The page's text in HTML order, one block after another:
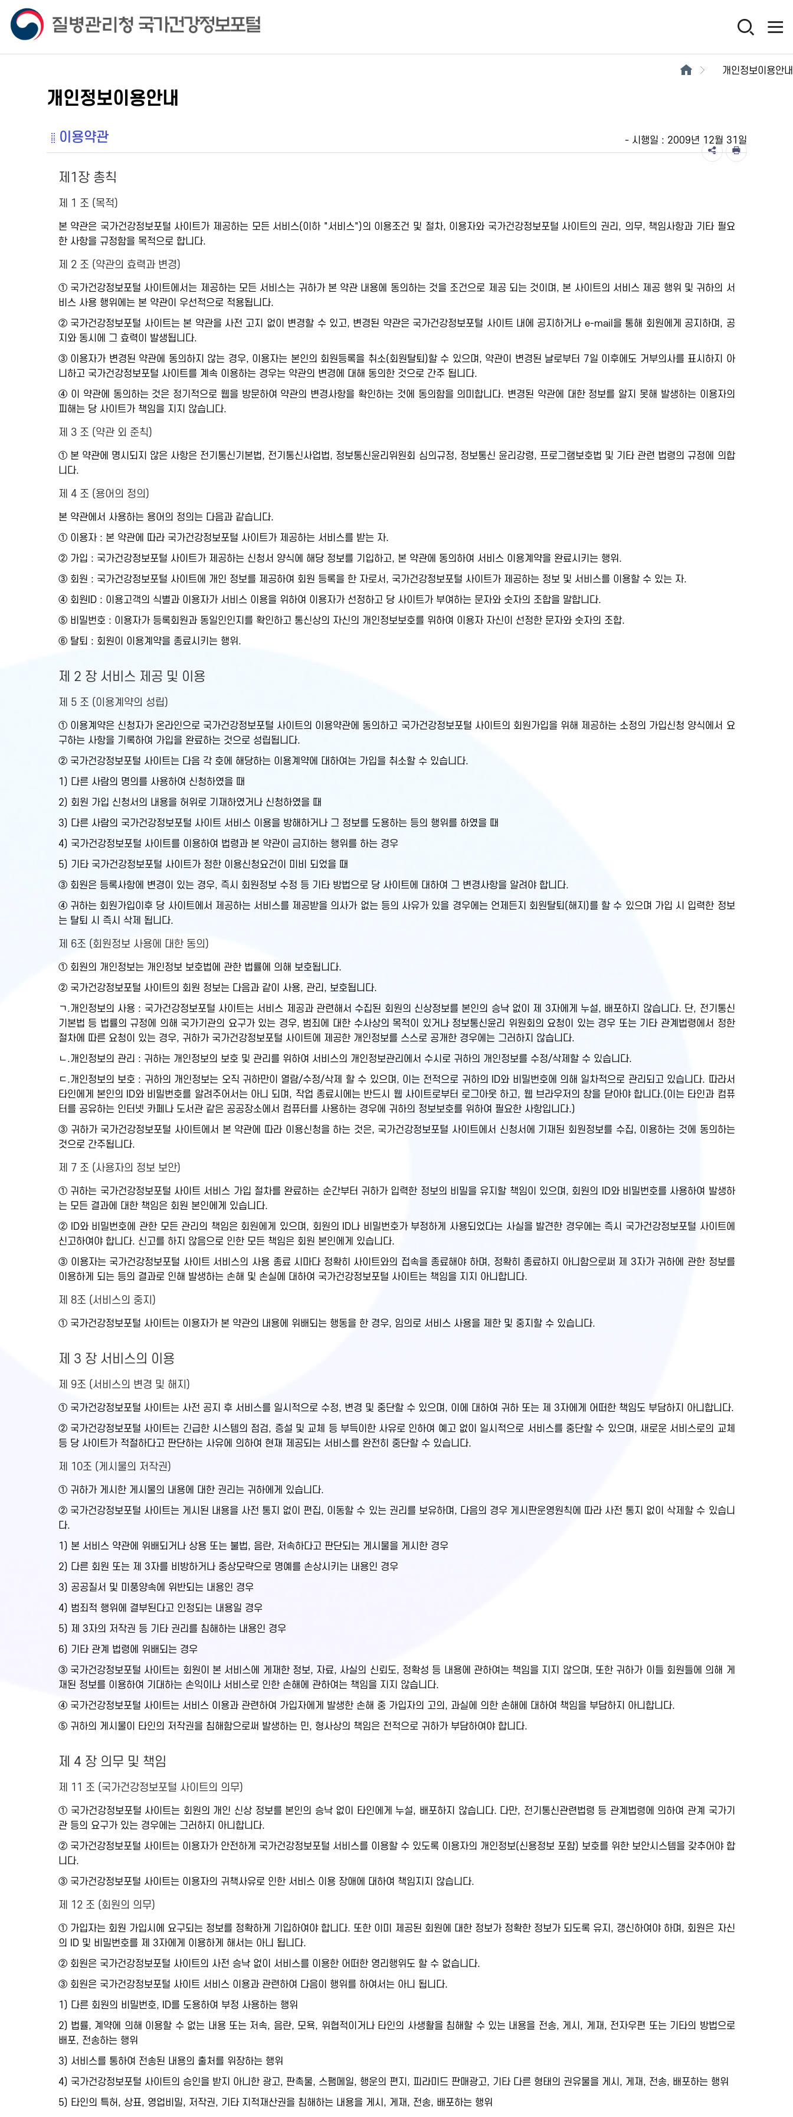
개인정보이용안내
개인정보이용안내
- 시행일 : 2009년 12월 31일
이용약관
제1장 총칙
제 1 조 (목적)
본 약관은 국가건강정보포털 사이트가 제공하는 모든 서비스(이하 "서비스")의 이용조건 및 절차, 이용자와 국가건강정보포털 사이트의 권리, 의무, 책임사항과 기타 필요
한 사항을 규정함을 목적으로 합니다.
제 2 조 (약관의 효력과 변경)
① 국가건강정보포털 사이트에서는 제공하는 모든 서비스는 귀하가 본 약관 내용에 동의하는 것을 조건으로 제공 되는 것이며, 본 사이트의 서비스 제공 행위 및 귀하의 서
비스 사용 행위에는 본 약관이 우선적으로 적용됩니다.
② 국가건강정보포털 사이트는 본 약관을 사전 고지 없이 변경할 수 있고, 변경된 약관은 국가건강정보포털 사이트 내에 공지하거나 e-mail을 통해 회원에게 공지하며, 공
지와 동시에 그 효력이 발생됩니다.
③ 이용자가 변경된 약관에 동의하지 않는 경우, 이용자는 본인의 회원등록을 취소(회원탈퇴)할 수 있으며, 약관이 변경된 날로부터 7일 이후에도 거부의사를 표시하지 아
니하고 국가건강정보포털 사이트를 계속 이용하는 경우는 약관의 변경에 대해 동의한 것으로 간주 됩니다.
④ 이 약관에 동의하는 것은 정기적으로 웹을 방문하여 약관의 변경사항을 확인하는 것에 동의함을 의미합니다. 변경된 약관에 대한 정보를 알지 못해 발생하는 이용자의
피해는 당 사이트가 책임을 지지 않습니다.
제 3 조 (약관 외 준칙)
① 본 약관에 명시되지 않은 사항은 전기통신기본법, 전기통신사업법, 정보통신윤리위원회 심의규정, 정보통신 윤리강령, 프로그램보호법 및 기타 관련 법령의 규정에 의합
니다.
제 4 조 (용어의 정의)
본 약관에서 사용하는 용어의 정의는 다음과 같습니다.
① 이용자 : 본 약관에 따라 국가건강정보포털 사이트가 제공하는 서비스를 받는 자.
② 가입 : 국가건강정보포털 사이트가 제공하는 신청서 양식에 해당 정보를 기입하고, 본 약관에 동의하여 서비스 이용계약을 완료시키는 행위.
③ 회원 : 국가건강정보포털 사이트에 개인 정보를 제공하여 회원 등록을 한 자로서, 국가건강정보포털 사이트가 제공하는 정보 및 서비스를 이용할 수 있는 자.
④ 회원ID : 이용고객의 식별과 이용자가 서비스 이용을 위하여 이용자가 선정하고 당 사이트가 부여하는 문자와 숫자의 조합을 말합니다.
⑤ 비밀번호 : 이용자가 등록회원과 동일인인지를 확인하고 통신상의 자신의 개인정보보호를 위하여 이용자 자신이 선정한 문자와 숫자의 조합.
⑥ 탈퇴 : 회원이 이용계약을 종료시키는 행위.
제 2 장 서비스 제공 및 이용
제 5 조 (이용계약의 성립)
① 이용계약은 신청자가 온라인으로 국가건강정보포털 사이트의 이용약관에 동의하고 국가건강정보포털 사이트의 회원가입을 위해 제공하는 소정의 가입신청 양식에서 요
구하는 사항을 기록하여 가입을 완료하는 것으로 성립됩니다.
② 국가건강정보포털 사이트는 다음 각 호에 해당하는 이용계약에 대하여는 가입을 취소할 수 있습니다.
1) 다른 사람의 명의를 사용하여 신청하였을 때
2) 회원 가입 신청서의 내용을 허위로 기재하였거나 신청하였을 때
3) 다른 사람의 국가건강정보포털 사이트 서비스 이용을 방해하거나 그 정보를 도용하는 등의 행위를 하였을 때
4) 국가건강정보포털 사이트를 이용하여 법령과 본 약관이 금지하는 행위를 하는 경우
5) 기타 국가건강정보포털 사이트가 정한 이용신청요건이 미비 되었을 때
③ 회원은 등록사항에 변경이 있는 경우, 즉시 회원정보 수정 등 기타 방법으로 당 사이트에 대하여 그 변경사항을 알려야 합니다.
④ 귀하는 회원가입이후 당 사이트에서 제공하는 서비스를 제공받을 의사가 없는 등의 사유가 있을 경우에는 언제든지 회원탈퇴(해지)를 할 수 있으며 가입 시 입력한 정보
는 탈퇴 시 즉시 삭제 됩니다.
제 6조 (회원정보 사용에 대한 동의)
① 회원의 개인정보는 개인정보 보호법에 관한 법률에 의해 보호됩니다.
② 국가건강정보포털 사이트의 회원 정보는 다음과 같이 사용, 관리, 보호됩니다.
ㄱ.개인정보의 사용 : 국가건강정보포털 사이트는 서비스 제공과 관련해서 수집된 회원의 신상정보를 본인의 승낙 없이 제 3자에게 누설, 배포하지 않습니다. 단, 전기통신
기본법 등 법률의 규정에 의해 국가기관의 요구가 있는 경우, 범죄에 대한 수사상의 목적이 있거나 정보통신윤리 위원회의 요청이 있는 경우 또는 기타 관계법령에서 정한
절차에 따른 요청이 있는 경우, 귀하가 국가건강정보포털 사이트에 제공한 개인정보를 스스로 공개한 경우에는 그러하지 않습니다.
ㄴ.개인정보의 관리 : 귀하는 개인정보의 보호 및 관리를 위하여 서비스의 개인정보관리에서 수시로 귀하의 개인정보를 수정/삭제할 수 있습니다.
ㄷ.개인정보의 보호 : 귀하의 개인정보는 오직 귀하만이 열람/수정/삭제 할 수 있으며, 이는 전적으로 귀하의 ID와 비밀번호에 의해 일차적으로 관리되고 있습니다. 따라서
타인에게 본인의 ID와 비밀번호를 알려주어서는 아니 되며, 작업 종료시에는 반드시 웹 사이트로부터 로그아웃 하고, 웹 브라우저의 창을 닫아야 합니다.(이는 타인과 컴퓨
터를 공유하는 인터넷 카페나 도서관 같은 공공장소에서 컴퓨터를 사용하는 경우에 귀하의 정보보호를 위하여 필요한 사항입니다.)
③ 귀하가 국가건강정보포털 사이트에서 본 약관에 따라 이용신청을 하는 것은, 국가건강정보포털 사이트에서 신청서에 기재된 회원정보를 수집, 이용하는 것에 동의하는
것으로 간주됩니다.
제 7 조 (사용자의 정보 보안)
① 귀하는 국가건강정보포털 사이트 서비스 가입 절차를 완료하는 순간부터 귀하가 입력한 정보의 비밀을 유지할 책임이 있으며, 회원의 ID와 비밀번호를 사용하여 발생하
는 모든 결과에 대한 책임은 회원 본인에게 있습니다.
② ID와 비밀번호에 관한 모든 관리의 책임은 회원에게 있으며, 회원의 ID나 비밀번호가 부정하게 사용되었다는 사실을 발견한 경우에는 즉시 국가건강정보포털 사이트에
신고하여야 합니다. 신고를 하지 않음으로 인한 모든 책임은 회원 본인에게 있습니다.
③ 이용자는 국가건강정보포털 사이트 서비스의 사용 종료 시마다 정확히 사이트와의 접속을 종료해야 하며, 정확히 종료하지 아니함으로써 제 3자가 귀하에 관한 정보를
이용하게 되는 등의 결과로 인해 발생하는 손해 및 손실에 대하여 국가건강정보포털 사이트는 책임을 지지 아니합니다.
제 8조 (서비스의 중지)
① 국가건강정보포털 사이트는 이용자가 본 약관의 내용에 위배되는 행동을 한 경우, 임의로 서비스 사용을 제한 및 중지할 수 있습니다.
제 3 장 서비스의 이용
제 9조 (서비스의 변경 및 해지)
① 국가건강정보포털 사이트는 사전 공지 후 서비스를 일시적으로 수정, 변경 및 중단할 수 있으며, 이에 대하여 귀하 또는 제 3자에게 어떠한 책임도 부담하지 아니합니다.
② 국가건강정보포털 사이트는 긴급한 시스템의 점검, 증설 및 교체 등 부득이한 사유로 인하여 예고 없이 일시적으로 서비스를 중단할 수 있으며, 새로운 서비스로의 교체
등 당 사이트가 적절하다고 판단하는 사유에 의하여 현재 제공되는 서비스를 완전히 중단할 수 있습니다.
제 10조 (게시물의 저작권)
① 귀하가 게시한 게시물의 내용에 대한 권리는 귀하에게 있습니다.
② 국가건강정보포털 사이트는 게시된 내용을 사전 통지 없이 편집, 이동할 수 있는 권리를 보유하며, 다음의 경우 게시판운영원칙에 따라 사전 통지 없이 삭제할 수 있습니
다.
1) 본 서비스 약관에 위배되거나 상용 또는 불법, 음란, 저속하다고 판단되는 게시물을 게시한 경우
2) 다른 회원 또는 제 3자를 비방하거나 중상모략으로 명예를 손상시키는 내용인 경우
3) 공공질서 및 미풍양속에 위반되는 내용인 경우
4) 범죄적 행위에 결부된다고 인정되는 내용일 경우
5) 제 3자의 저작권 등 기타 권리를 침해하는 내용인 경우
6) 기타 관계 법령에 위배되는 경우
③ 국가건강정보포털 사이트는 회원이 본 서비스에 게재한 정보, 자료, 사실의 신뢰도, 정확성 등 내용에 관하여는 책임을 지지 않으며, 또한 귀하가 이들 회원들에 의해 게
재된 정보를 이용하여 기대하는 손익이나 서비스로 인한 손해에 관하여는 책임을 지지 않습니다.
④ 국가건강정보포털 사이트는 서비스 이용과 관련하여 가입자에게 발생한 손해 중 가입자의 고의, 과실에 의한 손해에 대하여 책임을 부담하지 아니합니다.
⑤ 귀하의 게시물이 타인의 저작권을 침해함으로써 발생하는 민, 형사상의 책임은 전적으로 귀하가 부담하여야 합니다.
제 4 장 의무 및 책임
제 11 조 (국가건강정보포털 사이트의 의무)
① 국가건강정보포털 사이트는 회원의 개인 신상 정보를 본인의 승낙 없이 타인에게 누설, 배포하지 않습니다. 다만, 전기통신관련법령 등 관계법령에 의하여 관계 국가기
관 등의 요구가 있는 경우에는 그러하지 아니합니다.
② 국가건강정보포털 사이트는 이용자가 안전하게 국가건강정보포털 서비스를 이용할 수 있도록 이용자의 개인정보(신용정보 포함) 보호를 위한 보안시스템을 갖추어야 합
니다.
③ 국가건강정보포털 사이트는 이용자의 귀책사유로 인한 서비스 이용 장애에 대하여 책임지지 않습니다.
제 12 조 (회원의 의무)
① 가입자는 회원 가입시에 요구되는 정보를 정확하게 기입하여야 합니다. 또한 이미 제공된 회원에 대한 정보가 정확한 정보가 되도록 유지, 갱신하여야 하며, 회원은 자신
의 ID 및 비밀번호를 제 3자에게 이용하게 해서는 아니 됩니다.
② 회원은 국가건강정보포털 사이트의 사전 승낙 없이 서비스를 이용한 어떠한 영리행위도 할 수 없습니다.
③ 회원은 국가건강정보포털 사이트 서비스 이용과 관련하여 다음이 행위를 하여서는 아니 됩니다.
1) 다른 회원의 비밀번호, ID를 도용하여 부정 사용하는 행위
2) 법률, 계약에 의해 이용할 수 없는 내용 또는 저속, 음란, 모욕, 위협적이거나 타인의 사생활을 침해할 수 있는 내용을 전송, 게시, 게재, 전자우편 또는 기타의 방법으로
배포, 전송하는 행위
3) 서비스를 통하여 전송된 내용의 출처를 위장하는 행위
4) 국가건강정보포털 사이트의 승인을 받지 아니한 광고, 판촉물, 스팸메일, 행운의 편지, 피라미드 판매광고, 기타 다른 형태의 권유물을 게시, 게재, 전송, 배포하는 행위
5) 타인의 특허, 상표, 영업비밀, 저작권, 기타 지적재산권을 침해하는 내용을 게시, 게재, 전송, 배포하는 행위